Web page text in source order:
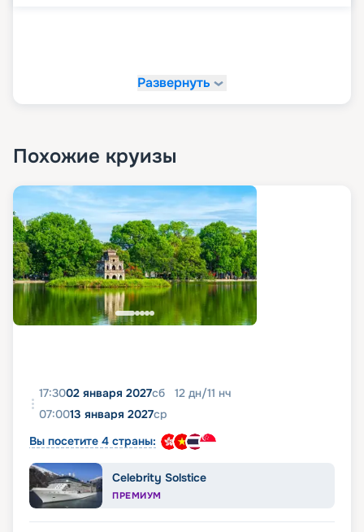
Развернуть
Похожие круизы
17:3002 января 2027сб 12 дн/11 нч
07:0013 января 2027ср
Вы посетите 4 страны:
Celebrity Solstice
ПРЕМИУМ